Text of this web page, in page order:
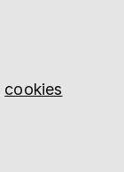
cookies